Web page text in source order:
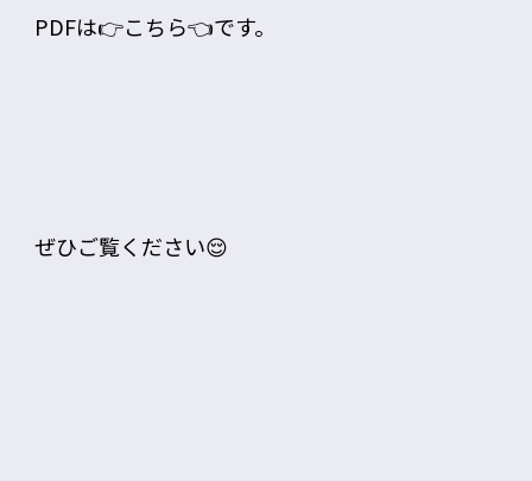
PDFは👉こちら👈です。
ぜひご覧ください😌